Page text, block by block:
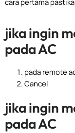
jika ingin
pada AC
pada remote
Cancel
jika ingin
pada AC